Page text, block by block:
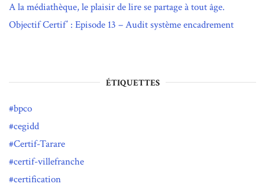
A la médiathèque, le plaisir de lire se partage à tout âge.
Objectif Certif’ : Episode 13 – Audit système encadrement
ÉTIQUETTES
bpco
cegidd
Certif-Tarare
certif-villefranche
certification